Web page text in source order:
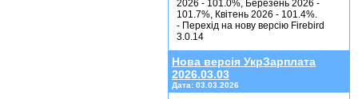
2026 - 101.0%, Березень 2026 -
101.7%, Квітень 2026 - 101.4%.
- Перехід на нову версію Firebird
3.0.14
Нова версія УкрЗарплата
2026.03.03
Дата: 03.03.2026